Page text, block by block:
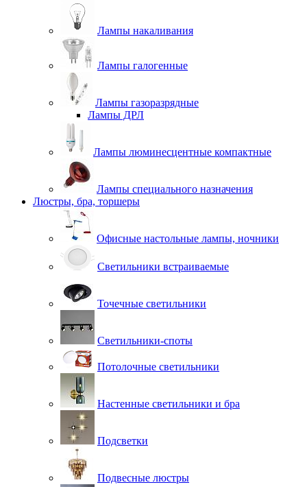
Лампы накаливания
Лампы галогенные
Лампы газоразрядные
Лампы ДРЛ
Лампы люминесцентные компактные
Лампы специального назначения
Люстры, бра, торшеры
Офисные настольные лампы, ночники
Светильники встраиваемые
Точечные светильники
Светильники-споты
Потолочные светильники
Настенные светильники и бра
Подсветки
Подвесные люстры